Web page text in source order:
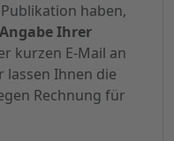
haben,
Ihrer
kurzen E-Mail an
lassen Ihnen die
Rechnung für